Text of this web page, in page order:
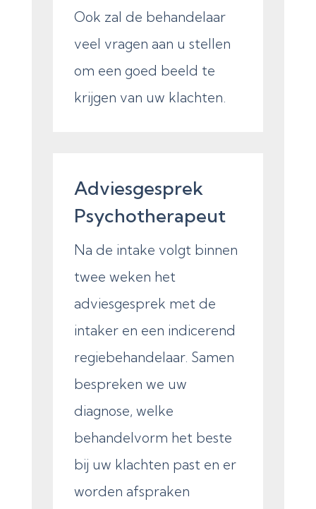
Ook zal de behandelaar
veel vragen aan u stellen
om een goed beeld te
krijgen van uw klachten.
Adviesgesprek
Psychotherapeut
Na de intake volgt binnen
twee weken het
adviesgesprek met de
intaker en een indicerend
regiebehandelaar. Samen
bespreken we uw
diagnose, welke
behandelvorm het beste
bij uw klachten past en er
worden afspraken